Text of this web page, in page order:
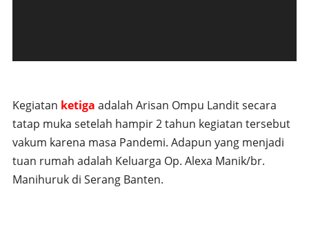
Kegiatan ketiga adalah Arisan Ompu Landit secara
tatap muka setelah hampir 2 tahun kegiatan tersebut
vakum karena masa Pandemi. Adapun yang menjadi
tuan rumah adalah Keluarga Op. Alexa Manik/br.
Manihuruk di Serang Banten.